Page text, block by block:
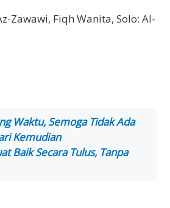
Zawawi, Fiqh Wanita, Solo: Al-
Waktu, Semoga Tidak Ada
Kemudian
Baik Secara Tulus, Tanpa